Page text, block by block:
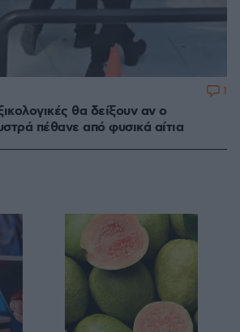
θα δείξουν αν ο
πέθανε από φυσικά αίτια
1